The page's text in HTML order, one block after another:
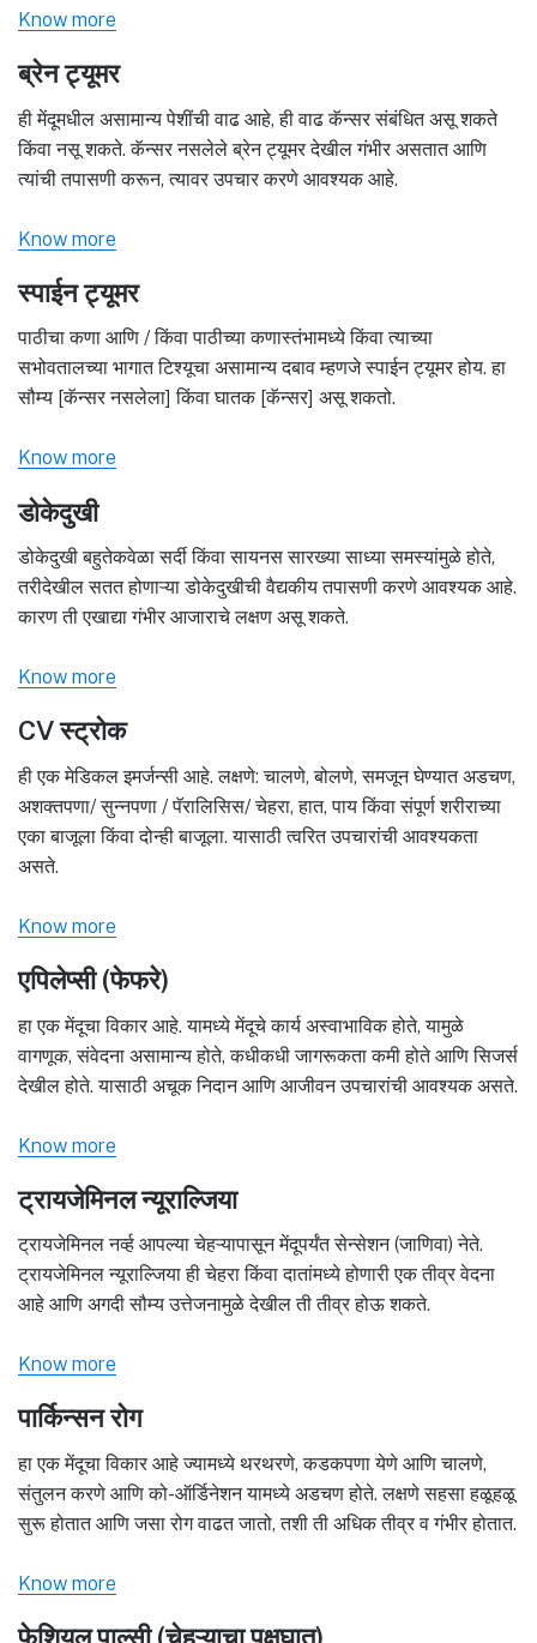
Know more
ब्रेन ट्यूमर
ही मेंदूमधील असामान्य पेशींची वाढ आहे, ही वाढ कॅन्सर संबंधित असू शकते
किंवा नसू शकते. कॅन्सर नसलेले ब्रेन ट्यूमर देखील गंभीर असतात आणि
त्यांची तपासणी करून, त्यावर उपचार करणे आवश्यक आहे.
Know more
स्पाईन ट्यूमर
पाठीचा कणा आणि / किंवा पाठीच्या कणास्तंभामध्ये किंवा त्याच्या
सभोवतालच्या भागात टिश्यूचा असामान्य दबाव म्हणजे स्पाईन ट्यूमर होय. हा
सौम्य [कॅन्सर नसलेला] किंवा घातक [कॅन्सर] असू शकतो.
Know more
डोकेदुखी
डोकेदुखी बहुतेकवेळा सर्दी किंवा सायनस सारख्या साध्या समस्यांमुळे होते,
तरीदेखील सतत होणाऱ्या डोकेदुखीची वैद्यकीय तपासणी करणे आवश्यक आहे.
कारण ती एखाद्या गंभीर आजाराचे लक्षण असू शकते.
Know more
CV स्ट्रोक
ही एक मेडिकल इमर्जन्सी आहे. लक्षणे: चालणे, बोलणे, समजून घेण्यात अडचण,
अशक्तपणा/ सुन्नपणा / पॅरालिसिस/ चेहरा, हात, पाय किंवा संपूर्ण शरीराच्या
एका बाजूला किंवा दोन्ही बाजूला. यासाठी त्वरित उपचारांची आवश्यकता
असते.
Know more
एपिलेप्सी (फेफरे)
हा एक मेंदूचा विकार आहे. यामध्ये मेंदूचे कार्य अस्वाभाविक होते, यामुळे
वागणूक, संवेदना असामान्य होते, कधीकधी जागरूकता कमी होते आणि सिजर्स
देखील होते. यासाठी अचूक निदान आणि आजीवन उपचारांची आवश्यक असते.
Know more
ट्रायजेमिनल न्यूराल्जिया
ट्रायजेमिनल नर्व्ह आपल्या चेहऱ्यापासून मेंदूपर्यंत सेन्सेशन (जाणिवा) नेते.
ट्रायजेमिनल न्यूराल्जिया ही चेहरा किंवा दातांमध्ये होणारी एक तीव्र वेदना
आहे आणि अगदी सौम्य उत्तेजनामुळे देखील ती तीव्र होऊ शकते.
Know more
पार्किन्सन रोग
हा एक मेंदूचा विकार आहे ज्यामध्ये थरथरणे, कडकपणा येणे आणि चालणे,
संतुलन करणे आणि को-ऑर्डिनेशन यामध्ये अडचण होते. लक्षणे सहसा हळूहळू
सुरू होतात आणि जसा रोग वाढत जातो, तशी ती अधिक तीव्र व गंभीर होतात.
Know more